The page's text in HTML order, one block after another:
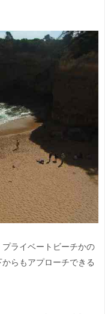
ライベートビーチかの
らもアプローチできる